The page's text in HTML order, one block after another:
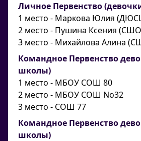
Личное Первенство
1 место - Маркова Юлия
2 место - Пушина Ксения
3 место - Михайлова Алина
Командное Первенство
школы)
1 место - МБОУ СОШ 80
2 место - МБОУ СОШ No32
3 место - СОШ 77
Командное Первенство
школы)